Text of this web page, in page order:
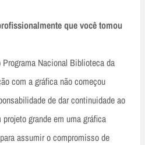
que você tomou
Nacional Biblioteca da
com a gráfica não começou
de dar continuidade ao
grande em uma gráfica
assumir o compromisso de